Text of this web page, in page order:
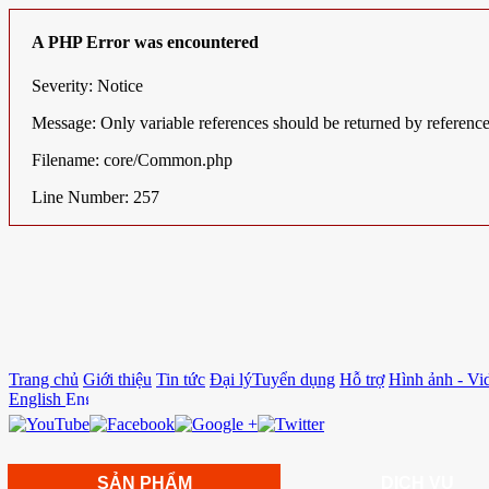
A PHP Error was encountered
Severity: Notice
Message: Only variable references should be returned by reference
Filename: core/Common.php
Line Number: 257
Trang chủ Giới thiệu Tin tức Đại lýTuyển dụng Hỗ trợ Hình ảnh -
English
SẢN PHẨM